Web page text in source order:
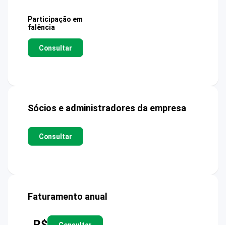
Participação em
falência
Consultar
Sócios e administradores da empresa
Consultar
Faturamento anual